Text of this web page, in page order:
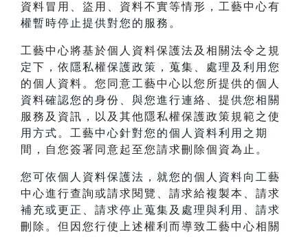
資料冒用、盜用、資料不實等情形，工藝中心有
權暫時停止提供對您的服務。
工藝中心將基於個人資料保護法及相關法令之規
定下，依隱私權保護政策，蒐集、處理及利用您
的個人資料。您同意工藝中心以您所提供的個人
資料確認您的身份、與您進行連絡、提供您相關
服務及資訊，以及其他隱私權保護政策規範之使
用方式。工藝中心針對您的個人資料利用之期
間，自您簽署同意起至您請求刪除個資為止。
您可依個人資料保護法，就您的個人資料向工藝
中心進行查詢或請求閱覽、請求給複製本、請求
補充或更正、請求停止蒐集及處理與利用、請求
刪除。但因您行使上述權利而導致工藝中心相關